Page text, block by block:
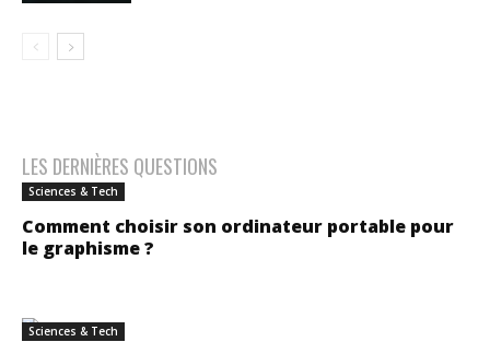
LES DERNIÈRES QUESTIONS
Sciences & Tech
Comment choisir son ordinateur portable pour
le graphisme ?
Sciences & Tech